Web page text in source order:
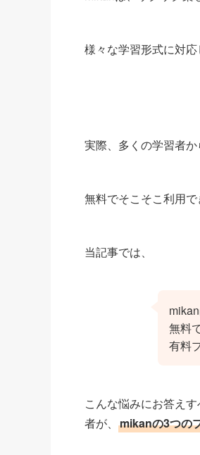
様々な学習形式に対応
実際、多くの学習者
無料でそこそこ利用で
当記事では、
無料
有料
こんな悩みにお答え
者が、 mikanの3つの